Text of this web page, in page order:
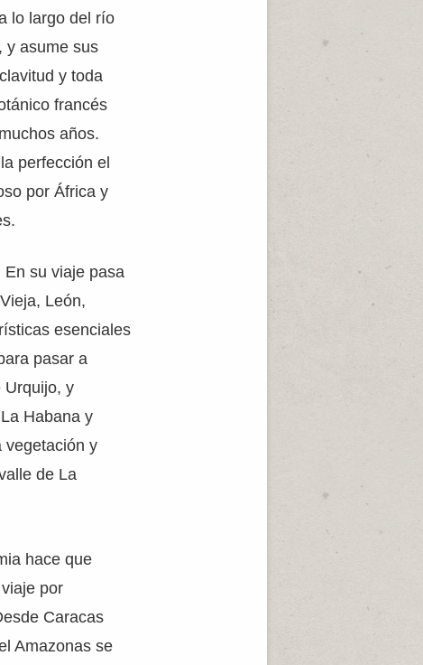
lo largo del río
y asume sus
y toda
francés
años.
perfección el
por África y
su viaje pasa
León,
esenciales
pasar a
Urquijo, y
Habana y
vegetación y
de La
hace que
por
Caracas
Amazonas se